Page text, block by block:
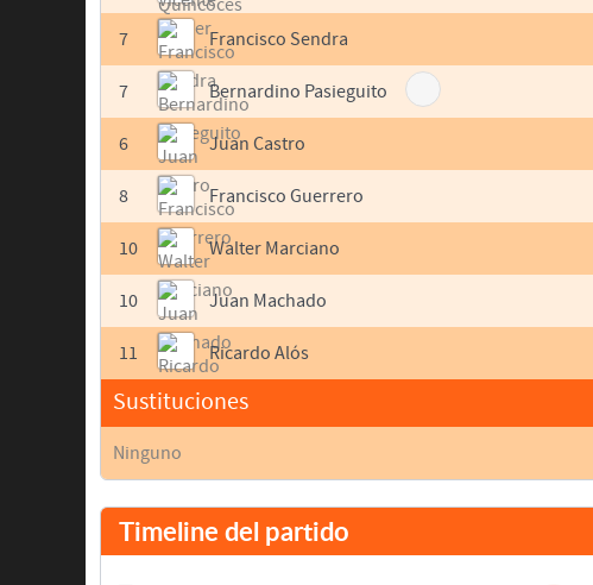
7 Francisco Sendra
7 Bernardino Pasieguito
6 Juan Castro
8 Francisco Guerrero
10 Walter Marciano
10 Juan Machado
11 Ricardo Alós
Sustituciones
Ninguno
Timeline del partido